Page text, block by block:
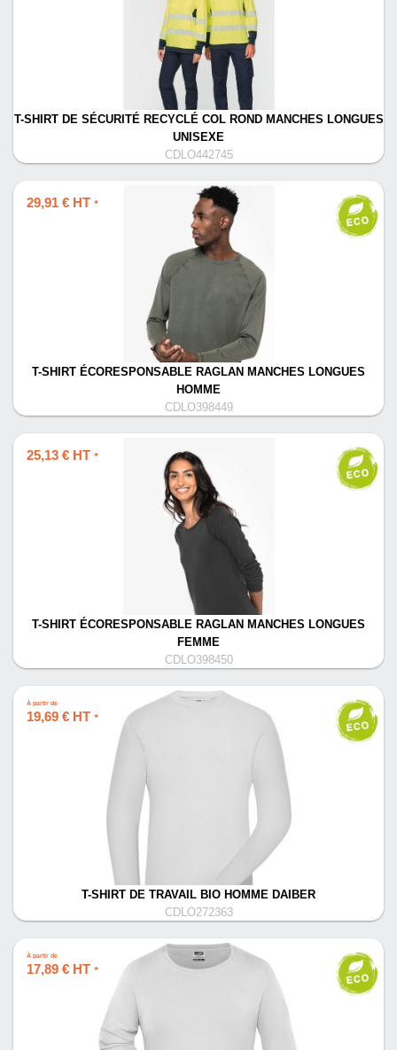
T-SHIRT DE SÉCURITÉ RECYCLÉ COL ROND MANCHES LONGUES
UNISEXE
CDLO442745
29,91 € HT *
T-SHIRT ÉCORESPONSABLE RAGLAN MANCHES LONGUES
HOMME
CDLO398449
25,13 € HT *
T-SHIRT ÉCORESPONSABLE RAGLAN MANCHES LONGUES
FEMME
CDLO398450
À partir de
19,69 € HT *
T-SHIRT DE TRAVAIL BIO HOMME DAIBER
CDLO272363
À partir de
17,89 € HT *